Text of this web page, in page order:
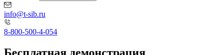
info@t-sib.ru
8-800-500-4-054
Бесплатная демонстрация